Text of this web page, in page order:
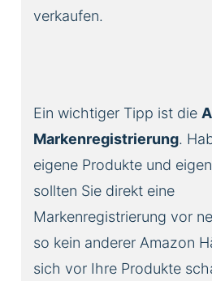
verkaufen.
Ein wichtiger Tipp ist die
Markenregistrierung.
eigene Produkte und
sollten Sie direkt eine
Markenregistrierung vor
so kein anderer Amazon
sich vor Ihre Produkte